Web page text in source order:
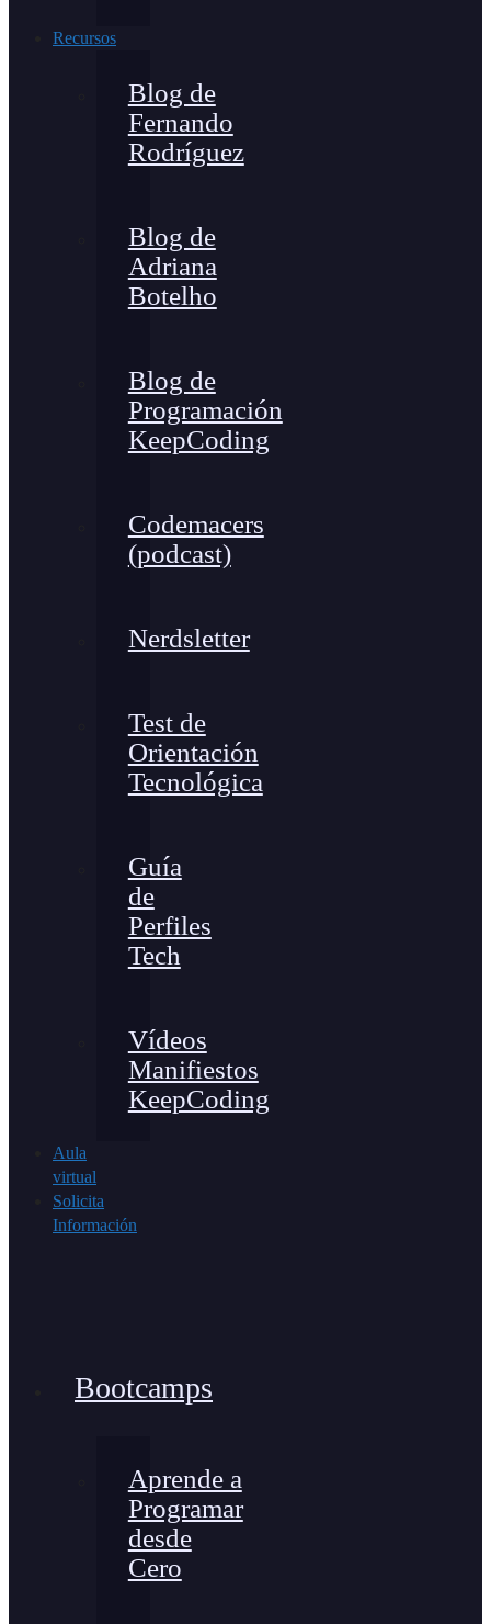
Recursos
Blog de
Fernando
Rodríguez
Blog de
Adriana
Botelho
Blog de
Programación
KeepCoding
Codemacers
(podcast)
Nerdsletter
Test de
Orientación
Tecnológica
Guía
de
Perfiles
Tech
Vídeos
Manifiestos
KeepCoding
Aula
virtual
Solicita
Información
Bootcamps
Aprende a
Programar
desde
Cero